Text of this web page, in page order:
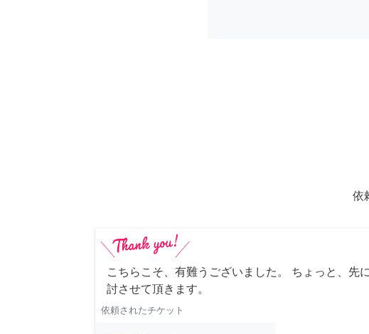
依
こちらこそ、有難うございました。 ちょっと、先
討させて頂きます。
依頼されたチケット